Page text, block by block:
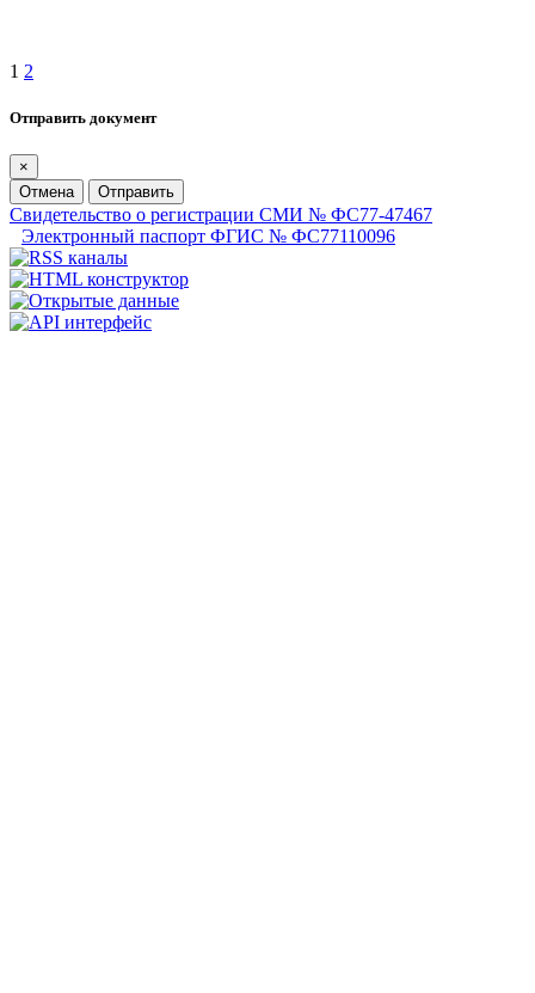
1 2
Отправить документ
×
Отмена
Отправить
Свидетельство о регистрации СМИ № ФС77-47467
Электронный паспорт ФГИС № ФС77110096